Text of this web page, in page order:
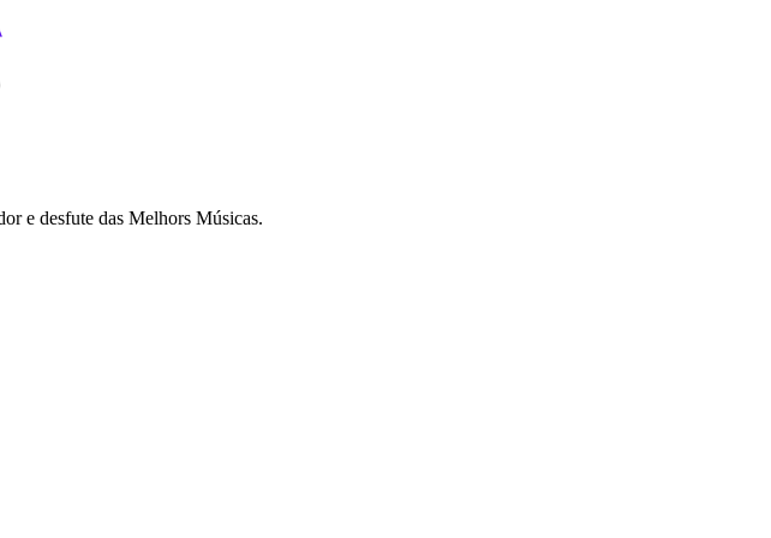
e desfute das Melhors Músicas.